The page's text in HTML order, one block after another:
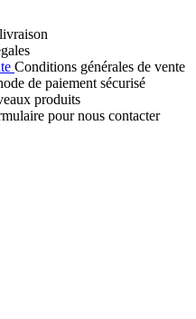
Conditions générales de vente
de paiement sécurisé
produits
pour nous contacter